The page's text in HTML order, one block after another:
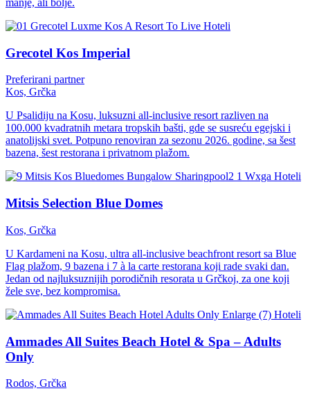
manje, ali bolje.
Hoteli
Grecotel Kos Imperial
Preferirani partner
Kos, Grčka
U Psalidiju na Kosu, luksuzni all-inclusive resort razliven na
100.000 kvadratnih metara tropskih bašti, gde se susreću egejski i
anatolijski svet. Potpuno renoviran za sezonu 2026. godine, sa šest
bazena, šest restorana i privatnom plažom.
Hoteli
Mitsis Selection Blue Domes
Kos, Grčka
U Kardameni na Kosu, ultra all-inclusive beachfront resort sa Blue
Flag plažom, 9 bazena i 7 à la carte restorana koji rade svaki dan.
Jedan od najluksuznijih porodičnih resorata u Grčkoj, za one koji
žele sve, bez kompromisa.
Hoteli
Ammades All Suites Beach Hotel & Spa – Adults
Only
Rodos, Grčka